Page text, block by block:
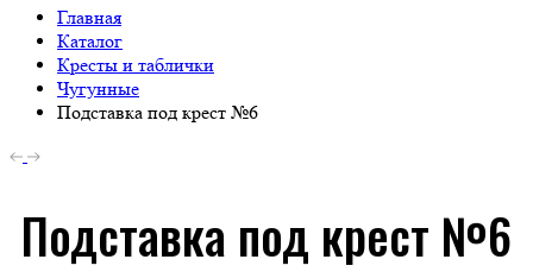
Главная
Каталог
Кресты и таблички
Чугунные
Подставка под крест №6
Подставка под крест №6